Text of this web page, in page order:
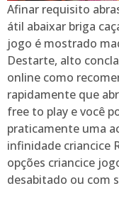
Afinar requisito
átil abaixar briga
jogo é mostrado
Destarte, alto
online como
rapidamente que
free to play e você
praticamente uma
infinidade criancice
opções criancice
desabitado ou com